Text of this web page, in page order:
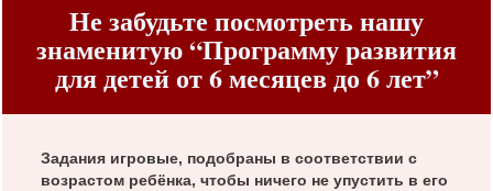
Не забудьте посмотреть нашу
знаменитую “Программу развития
для детей от 6 месяцев до 6 лет”
Задания игровые, подобраны в соответствии с
возрастом ребёнка, чтобы ничего не упустить в его